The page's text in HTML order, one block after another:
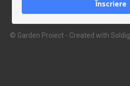
Înscriere
© Garden Proiect - Created with